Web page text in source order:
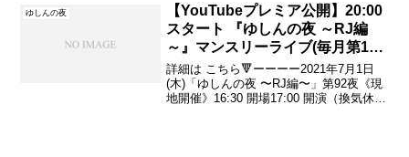
ゆしんの夜
【YouTubeプレミア公開】20:00
スタート 『ゆしんの夜 ～RJ編
～』マンスリーライブ(毎月第1木
曜)
詳細は こちら🔻ーーーー2021年7月1日
(木)「ゆしんの夜 〜RJ編〜」第92夜《現
地開催》16:30 開場17:00 開演（換気休憩